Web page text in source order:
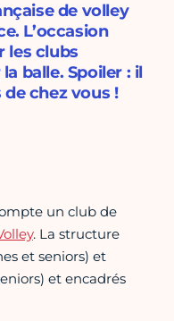
de volley
L’occasion
les clubs
balle. Spoiler : il
chez vous !
un club de
. La structure
et seniors) et
et encadrés